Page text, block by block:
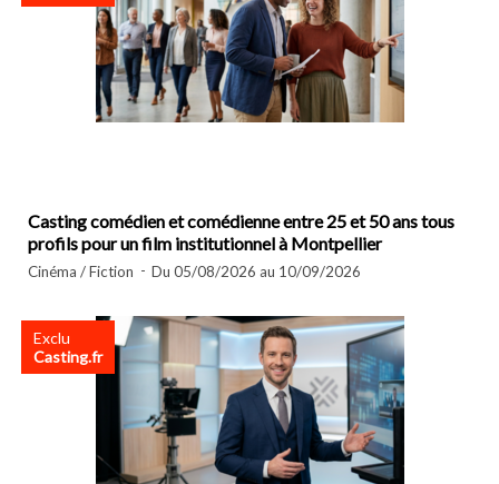
Casting comédien et comédienne entre 25 et 50 ans tous
profils pour un film institutionnel à Montpellier
Cinéma / Fiction Du 05/08/2026 au 10/09/2026
Exclu
Casting.fr